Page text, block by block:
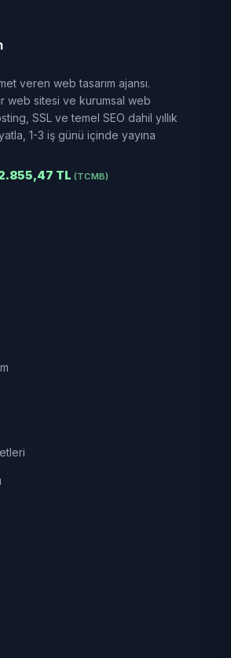
veren web tasarım ajansı.
web sitesi ve kurumsal web
SSL ve temel SEO dahil yıllık
1-3 iş günü içinde yayına
TL (TCMB)